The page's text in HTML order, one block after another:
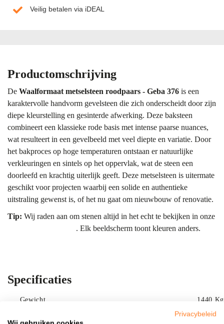
Veilig betalen via iDEAL
Productomschrijving
De Waalformaat metselsteen roodpaars - Geba 376 is een
karaktervolle handvorm gevelsteen die zich onderscheidt door zijn
diepe kleurstelling en gesinterde afwerking. Deze baksteen
combineert een klassieke rode basis met intense paarse nuances,
wat resulteert in een gevelbeeld met veel diepte en variatie. Door
het bakproces op hoge temperaturen ontstaan er natuurlijke
verkleuringen en sintels op het oppervlak, wat de steen een
doorleefd en krachtig uiterlijk geeft. Deze metselsteen is uitermate
geschikt voor projecten waarbij een solide en authentieke
uitstraling gewenst is, of het nu gaat om nieuwbouw of renovatie.
Tip: Wij raden aan om stenen altijd in het echt te bekijken in onze
. Elk beeldscherm toont kleuren anders.
De kleur van de Geba 376 laat zich omschrijven als een rijk palet
van roodpaars. De basis is een warme rode tint die wordt
aangevuld met donkere, bijna zwart-paarse vlammen die door het
Specificaties
Gewicht 1440 Kg
Nee
Privacybeleid